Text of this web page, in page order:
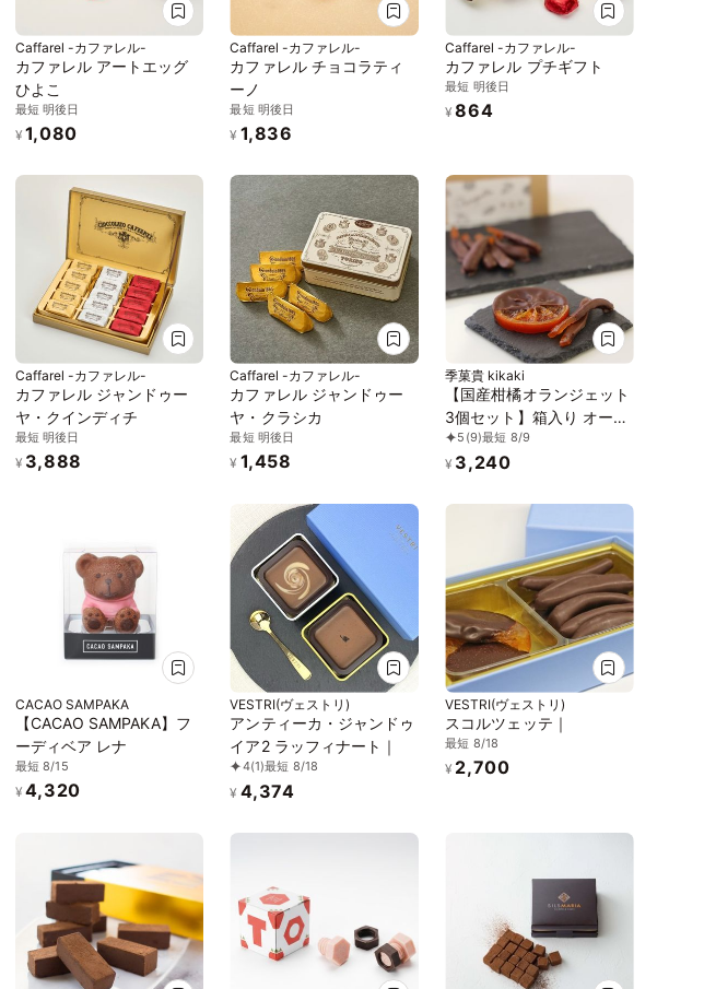
Caffarel -カファレル-
カファレル アートエッグ
ひよこ
最短 明後日
¥ 1,080
Caffarel -カファレル-
カファレル チョコラティ
ーノ
最短 明後日
¥ 1,836
Caffarel -カファレル-
カファレル プチギフト
最短 明後日
¥ 864
Caffarel -カファレル-
カファレル ジャンドゥー
ヤ・クインディチ
最短 明後日
¥ 3,888
Caffarel -カファレル-
カファレル ジャンドゥー
ヤ・クラシカ
最短 明後日
¥ 1,458
季菓貴 kikaki
【国産柑橘オランジェット
3個セット】箱入り オーガ
ニック・グルテンフリー・
添加物不使用・動物性食品
5 (9)最短 8/9
¥ 3,240
CACAO SAMPAKA
【CACAO SAMPAKA】フ
ーディベア レナ
最短 8/15
¥ 4,320
VESTRI(ヴェストリ)
アンティーカ・ジャンドゥ
イア2 ラッフィナート｜
4(1)最短 8/18
¥ 4,374
VESTRI(ヴェストリ)
スコルツェッテ｜
最短 8/18
¥ 2,700